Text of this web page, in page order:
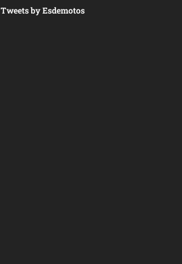
Tweets by Esdemotos